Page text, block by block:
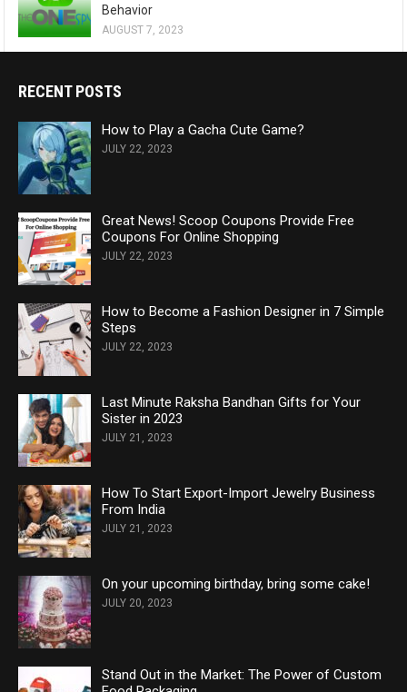
Behavior
AUGUST 7, 2023
RECENT POSTS
How to Play a Gacha Cute Game?
JULY 22, 2023
Great News! Scoop Coupons Provide Free
Coupons For Online Shopping
JULY 22, 2023
How to Become a Fashion Designer in 7 Simple
Steps
JULY 22, 2023
Last Minute Raksha Bandhan Gifts for Your
Sister in 2023
JULY 21, 2023
How To Start Export-Import Jewelry Business
From India
JULY 21, 2023
On your upcoming birthday, bring some cake!
JULY 20, 2023
Stand Out in the Market: The Power of Custom